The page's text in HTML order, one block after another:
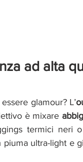
ad alta
glamour? L’
è mixare
piuma ultra-light e